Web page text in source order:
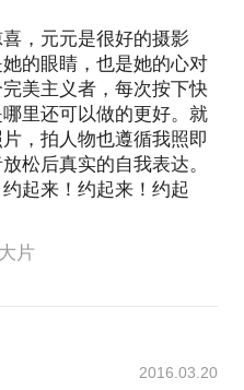
，元元是很好的摄影
的眼睛，也是她的心对
美主义者，每次按下快
里还可以做的更好。就
，拍人物也遵循我照即
松后真实的自我表达。
起来！约起来！约起
片
2016.03.20